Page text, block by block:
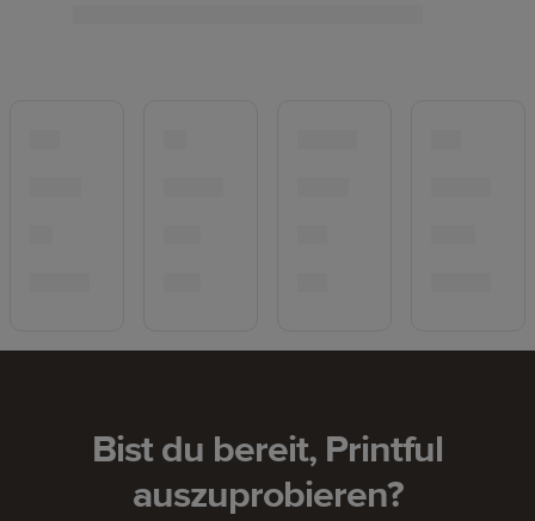
Bist du bereit, Printful
auszuprobieren?